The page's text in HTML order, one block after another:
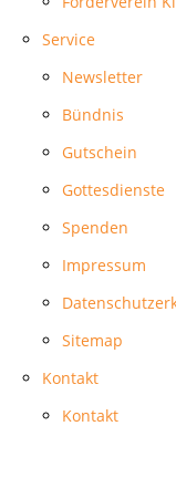
Service
Newsletter
Bündnis
Gutschein
Gottesdienste
Spenden
Impressum
Sitemap
Kontakt
Kontakt